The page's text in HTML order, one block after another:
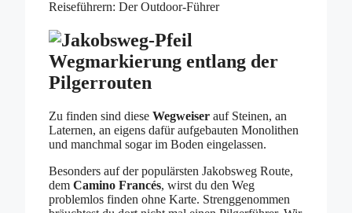
Wegmarkierung entlang der
Pilgerrouten
Zu finden sind diese Wegweiser auf Steinen, an
Laternen, an eigens dafür aufgebauten Monolithen
und manchmal sogar im Boden eingelassen.
Besonders auf der populärsten Jakobsweg Route,
dem Camino Francés, wirst du den Weg
problemlos finden ohne Karte. Strenggenommen